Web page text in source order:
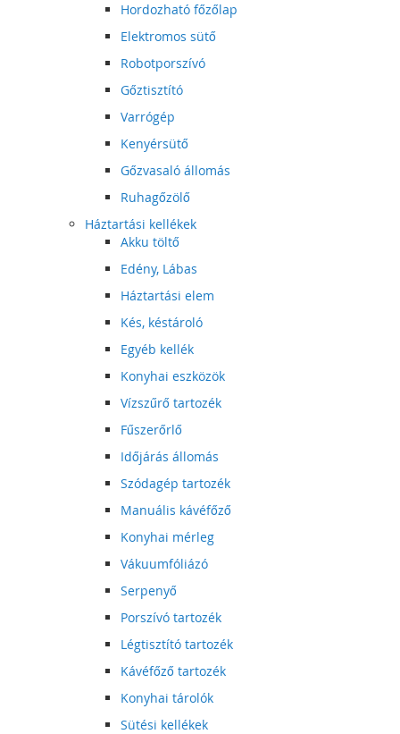
Hordozható főzőlap
Elektromos sütő
Robotporszívó
Gőztisztító
Varrógép
Kenyérsütő
Gőzvasaló állomás
Ruhagőzölő
Háztartási kellékek
Akku töltő
Edény, Lábas
Háztartási elem
Kés, késtároló
Egyéb kellék
Konyhai eszközök
Vízszűrő tartozék
Fűszerőrlő
Időjárás állomás
Szódagép tartozék
Manuális kávéfőző
Konyhai mérleg
Vákuumfóliázó
Serpenyő
Porszívó tartozék
Légtisztító tartozék
Kávéfőző tartozék
Konyhai tárolók
Sütési kellékek